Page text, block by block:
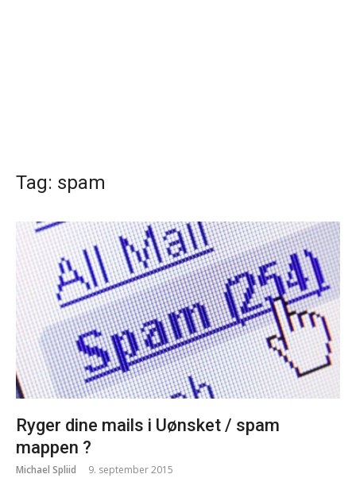
Tag: spam
Ryger dine mails i Uønsket / spam
mappen ?
Michael Spliid 9. september 2015